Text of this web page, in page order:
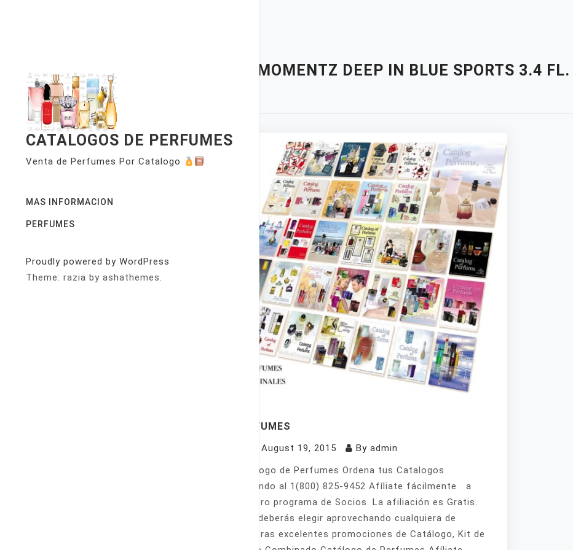
CATALOGOS DE PERFUMES
Venta de Perfumes Por Catalogo
MAS INFORMACION
PERFUMES
Proudly powered by WordPress
Theme: razia by ashathemes.
MOMENTZ DEEP IN BLUE SPORTS 3.4
PERFUMES
August 19, 2015 By admin
Catálogo de Perfumes Ordena tus Catalogos
llamando al 1(800) 825-9452 Afíliate fácilmente a
nuestro programa de Socios. La afiliación es Gratis.
Sólo deberás elegir aprovechando cualquiera de
nuestras excelentes promociones de Catálogo, Kit de